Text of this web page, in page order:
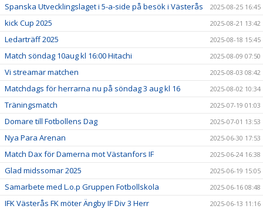
Spanska Utvecklingslaget i 5-a-side på besök i Västerås 2025-08-25 16:45
kick Cup 2025 2025-08-21 13:42
Ledarträff 2025 2025-08-18 15:45
Match söndag 10aug kl 16:00 Hitachi 2025-08-09 07:50
Vi streamar matchen 2025-08-03 08:42
Matchdags för herrarna nu på söndag 3 aug kl 16 2025-08-02 10:34
Träningsmatch 2025-07-19 01:03
Domare till Fotbollens Dag 2025-07-01 13:53
Nya Para Arenan 2025-06-30 17:53
Match Dax för Damerna mot Västanfors IF 2025-06-24 16:38
Glad midssomar 2025 2025-06-19 15:05
Samarbete med L.o.p Gruppen Fotbollskola 2025-06-16 08:48
IFK Västerås FK möter Ängby IF Div 3 Herr 2025-06-13 11:16